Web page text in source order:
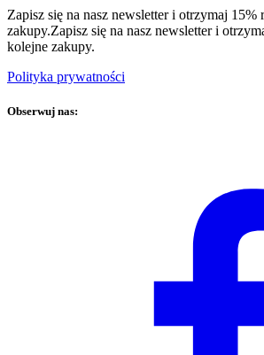
Zapisz się na nasz newsletter i otrzymaj 15%
zakupy.Zapisz się na nasz newsletter i
kolejne zakupy.
Polityka prywatności
Obserwuj nas: